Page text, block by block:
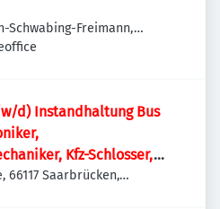
Schwabing-Freimann,
d) Instandhaltung Bus
Kfz-Schlosser,
66117 Saarbrücken,